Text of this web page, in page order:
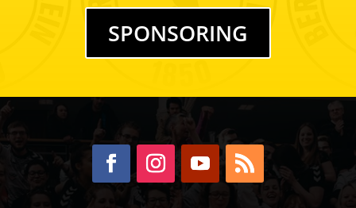
SPONSORING